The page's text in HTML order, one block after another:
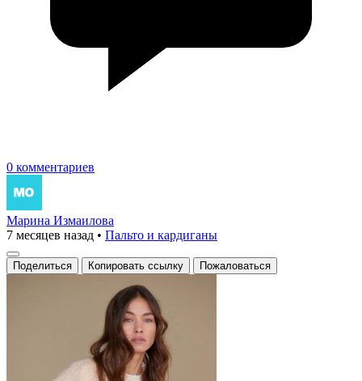
0 комментариев
Марина Измаилова
7 месяцев назад • Пальто и кардиганы
Поделиться Копировать ссылку Пожаловаться